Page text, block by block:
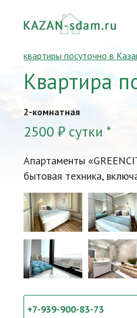
квартиры посуточно в
Квартира
2-комнатная
2500 ₽ сутки *
Апартаменты
бытовая техника,
+7-939-900-83-73